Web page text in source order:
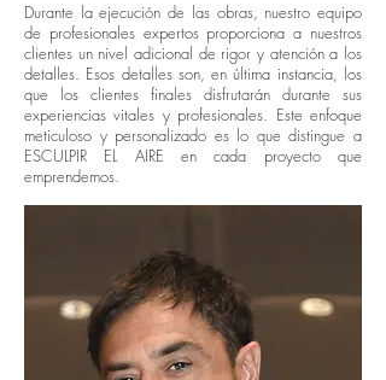
Durante la ejecución de las obras, nuestro equipo
de profesionales expertos proporciona a nuestros
clientes un nivel adicional de rigor y atención a los
detalles. Esos detalles son, en última instancia, los
que los clientes finales disfrutarán durante sus
experiencias vitales y profesionales. Este enfoque
meticuloso y personalizado es lo que distingue a
ESCULPIR EL AIRE en cada proyecto que
emprendemos.